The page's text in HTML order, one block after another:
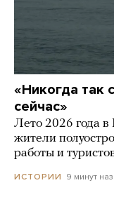
«Никогда так
сейчас»
Лето 2026 года
жители
работы и
ИСТОРИИ 9 минут